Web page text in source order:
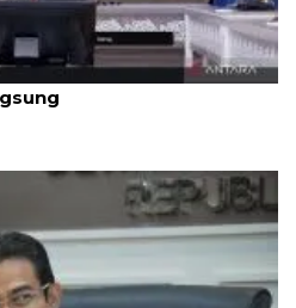
mahal akibat